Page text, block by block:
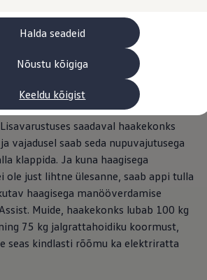
Nõustu kõigiga
Keeldu kõigist
Halda seadeid
töökojas: lõpp õlivahetustele
tarneajad
teie ID. jaoks.
Data
varuosad
eelised
vedada kuni 2,3 tonni, näiteks matka-
saadaval haakekonks
vajadusel saab seda nupuvajutusega
klappida. Ja kuna haagisega
ole just lihtne ülesanne, saab appi tulla
haagisega manööverdamise
Muide, haakekonks lubab 100 kg
75 kg jalgrattahoidiku koormust,
seas kindlasti rõõmu ka elektriratta